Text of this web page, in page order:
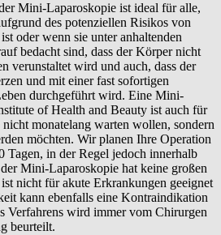
Mini-Laparoskopie ist ideal für alle,
des potenziellen Risikos von
oder wenn sie unter anhaltenden
bedacht sind, dass der Körper nicht
verunstaltet wird und auch, dass der
und mit einer fast sofortigen
durchgeführt wird. Eine Mini-
of Health and Beauty ist auch für
monatelang warten wollen, sondern
möchten. Wir planen Ihre Operation
Tagen, in der Regel jedoch innerhalb
Mini-Laparoskopie hat keine großen
nicht für akute Erkrankungen geeignet
kann ebenfalls eine Kontraindikation
Verfahrens wird immer vom Chirurgen
beurteilt.